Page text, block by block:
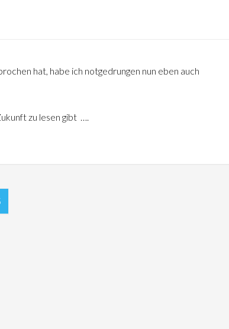
hat, habe ich notgedrungen nun eben auch
zu lesen gibt ….